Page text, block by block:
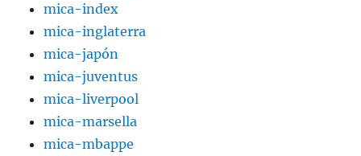
mica-index
mica-inglaterra
mica-japón
mica-juventus
mica-liverpool
mica-marsella
mica-mbappe